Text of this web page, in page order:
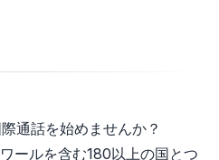
通話を始めませんか？
ールを含む180以上の国とつ